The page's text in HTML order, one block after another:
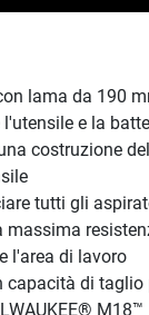
lama da 190
l'utensile e la
costruzione
tutti gli
massima
l'area di lavoro
capacità di taglio
M18™